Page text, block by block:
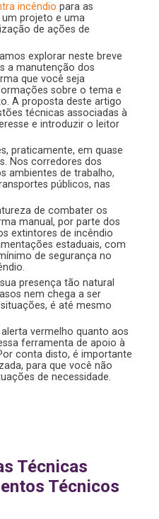
incêndio para as
projeto e uma
de ações de
explorar neste breve
a manutenção dos
que você seja
sobre o tema e
A proposta deste artigo
técnicas associadas à
e introduzir o leitor
praticamente, em quase
Nos corredores dos
ambientes de trabalho,
públicos, nas
de combater os
manual, por parte dos
extintores de incêndio
estaduais, com
de segurança no
presença tão natural
nem chega a ser
é até mesmo
vermelho quanto aos
ferramenta de apoio à
conta disto, é importante
para que você não
de necessidade.
Técnicas
Técnicos